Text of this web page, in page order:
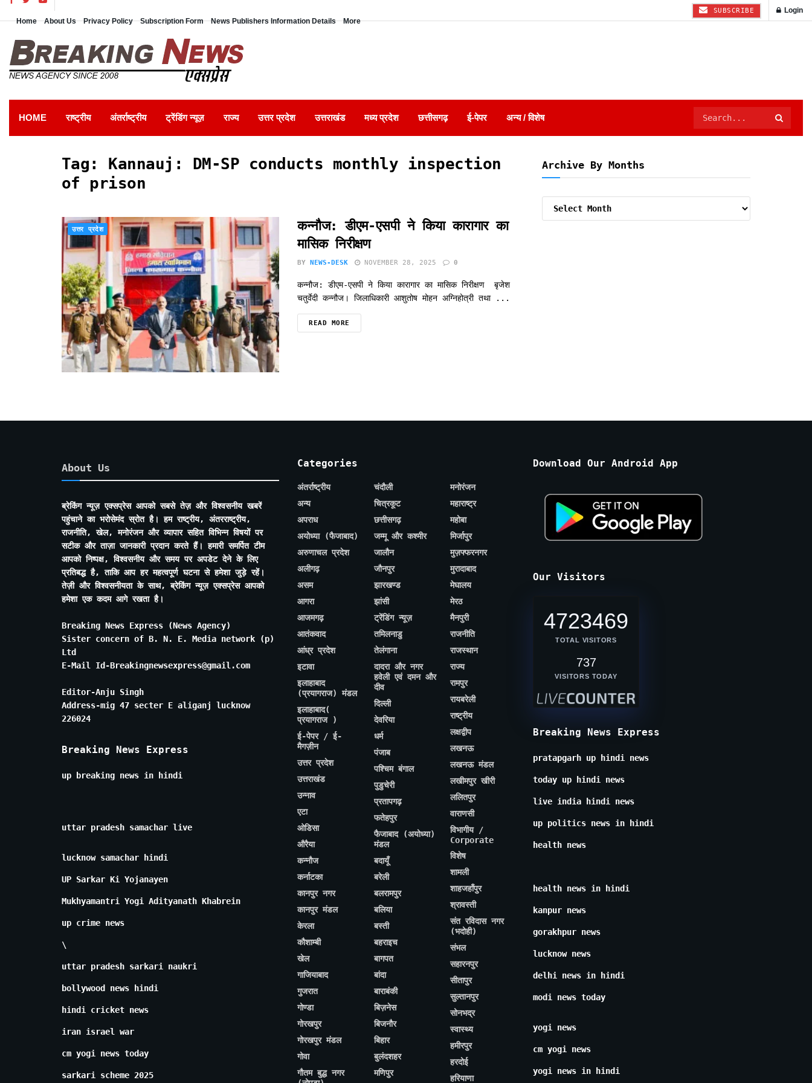
Home About Us Privacy Policy Subscription Form News Publishers Information Details More
SUBSCRIBE Login
HOME राष्ट्रीय अंतर्राष्ट्रीय ट्रेंडिंग न्यूज़ राज्य उत्तर प्रदेश उत्तराखंड मध्य प्रदेश छत्तीसगढ़ ई-पेपर अन्य / विशेष
Tag: Kannauj: DM-SP conducts monthly inspection
of prison
उत्तर प्रदेश
कन्नौज: डीएम-एसपी ने किया कारागार का
मासिक निरीक्षण
BY NEWS-DESK NOVEMBER 28, 2025 0
कन्नौज: डीएम-एसपी ने किया कारागार का मासिक निरीक्षण बृजेश
चतुर्वेदी कन्नौज। जिलाधिकारी आशुतोष मोहन अग्निहोत्री तथा ...
READ MORE
Archive By Months
About Us
ब्रेकिंग न्यूज़ एक्सप्रेस आपको सबसे तेज़ और विश्वसनीय खबरें
पहुंचाने का भरोसेमंद स्रोत है। हम राष्ट्रीय, अंतरराष्ट्रीय,
राजनीति, खेल, मनोरंजन और व्यापार सहित विभिन्न विषयों पर
सटीक और ताज़ा जानकारी प्रदान करते हैं। हमारी समर्पित टीम
आपको निष्पक्ष, विश्वसनीय और समय पर अपडेट देने के लिए
प्रतिबद्ध है, ताकि आप हर महत्वपूर्ण घटना से हमेशा जुड़े रहें।
तेज़ी और विश्वसनीयता के साथ, ब्रेकिंग न्यूज़ एक्सप्रेस आपको
हमेशा एक कदम आगे रखता है।
Breaking News Express (News Agency)
Sister concern of B. N. E. Media network (p)
Ltd
E-Mail Id-Breakingnewsexpress@gmail.com
Editor-Anju Singh
Address-mig 47 secter E aliganj lucknow
226024
Breaking News Express
up breaking news in hindi
uttar pradesh samachar live
lucknow samachar hindi
UP Sarkar Ki Yojanayen
Mukhyamantri Yogi Adityanath Khabrein
up crime news
\
uttar pradesh sarkari naukri
bollywood news hindi
hindi cricket news
iran israel war
cm yogi news today
sarkari scheme 2025
Categories
अंतर्राष्ट्रीय
अन्य
अपराध
अयोध्या (फैजाबाद)
अरुणाचल प्रदेश
अलीगढ़
असम
आगरा
आजमगढ़
आतंकवाद
आंध्र प्रदेश
इटावा
इलाहाबाद
(प्रयागराज) मंडल
इलाहाबाद(
प्रयागराज )
ई-पेपर / ई-
मैगज़ीन
उत्तर प्रदेश
उत्तराखंड
उन्नाव
एटा
ओडिसा
औरैया
कन्नौज
कर्नाटका
कानपुर नगर
कानपुर मंडल
केरला
कौशाम्बी
खेल
गाजियाबाद
गुजरात
गोण्डा
गोरखपुर
गोरखपुर मंडल
गोवा
गौतम बुद्ध नगर
चंदौली
चित्रकूट
छत्तीसगढ़
जम्मू और कश्मीर
जालौन
जौनपुर
झारखण्ड
झांसी
ट्रेंडिंग न्यूज़
तमिलनाडु
तेलंगाना
दादरा और नगर
हवेली एवं दमन और
दीव
दिल्ली
देवरिया
धर्म
पंजाब
पश्चिम बंगाल
पुडुचेरी
प्रतापगढ़
फतेहपुर
फैजाबाद (अयोध्या)
मंडल
बदायूँ
बरेली
बलरामपुर
बलिया
बस्ती
बहराइच
बागपत
बांदा
बाराबंकी
बिज़नेस
बिजनौर
बिहार
बुलंदशहर
मणिपुर
मनोरंजन
महाराष्ट्र
महोबा
मिर्जापुर
मुज़फ्फरनगर
मुरादाबाद
मेघालय
मेरठ
मैनपुरी
राजनीति
राजस्थान
राज्य
रामपुर
रायबरेली
राष्ट्रीय
लक्षद्वीप
लखनऊ
लखनऊ मंडल
लखीमपुर खीरी
ललितपुर
वाराणसी
विभागीय /
Corporate
विशेष
शामली
शाहजहाँपुर
श्रावस्ती
संत रविदास नगर
(भदोही)
संभल
सहारनपुर
सीतापुर
सुल्तानपुर
सोनभद्र
स्वास्थ्य
हमीरपुर
हरदोई
हरियाणा
Download Our Android App
Our Visitors
4723469
TOTAL VISITORS
737
VISITORS TODAY
Breaking News Express
pratapgarh up hindi news
today up hindi news
live india hindi news
up politics news in hindi
health news
health news in hindi
kanpur news
gorakhpur news
lucknow news
delhi news in hindi
modi news today
yogi news
cm yogi news
yogi news in hindi